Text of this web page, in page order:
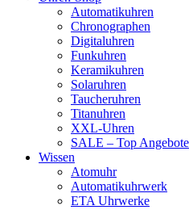
Automatikuhren
Chronographen
Digitaluhren
Funkuhren
Keramikuhren
Solaruhren
Taucheruhren
Titanuhren
XXL-Uhren
SALE – Top Angebote
Wissen
Atomuhr
Automatikuhrwerk
ETA Uhrwerke